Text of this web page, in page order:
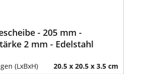
- 205 mm -
2 mm - Edelstahl
(LxBxH) 20.5 x 20.5 x 3.5 cm